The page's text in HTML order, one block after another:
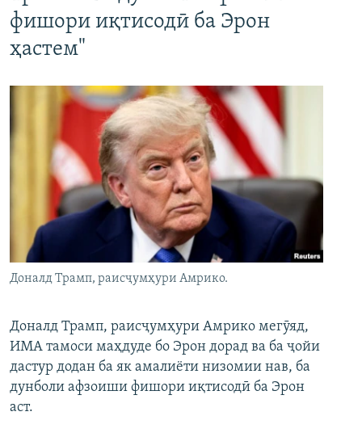
фишори иқтисодӣ ба Эрон
ҳастем"
Доналд Трамп, раисҷумҳури Амрико.
Доналд Трамп, раисҷумҳури Амрико мегӯяд,
ИМА тамоси маҳдуде бо Эрон дорад ва ба ҷойи
дастур додан ба як амалиёти низомии нав, ба
дунболи афзоиши фишори иқтисодӣ ба Эрон
аст.